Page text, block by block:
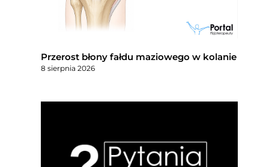
Przerost błony fałdu maziowego w kolanie
8 sierpnia 2026